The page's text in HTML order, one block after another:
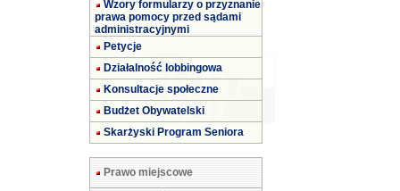
Wzory formularzy o przyznanie
prawa pomocy przed sądami
administracyjnymi
Petycje
Działalność lobbingowa
Konsultacje społeczne
Budżet Obywatelski
Skarżyski Program Seniora
Prawo miejscowe